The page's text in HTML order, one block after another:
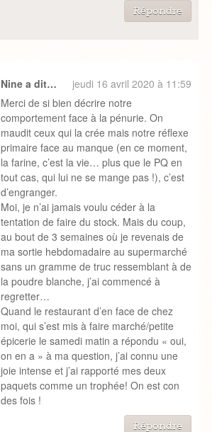
Répondre
Nine a dit…
jeudi 16 avril 2020 à 11:59
Merci de si bien décrire notre
comportement face à la pénurie. On
maudit ceux qui la crée mais notre réflexe
primaire face au manque (en ce moment,
la farine, c’est la vie… plus que le PQ en
tout cas, qui lui ne se mange pas !), c’est
d’engranger.
Moi, je n’ai jamais voulu céder à la
tentation de faire du stock. Mais du coup,
au bout de 3 semaines où je revenais de
ma sortie hebdomadaire au supermarché
sans un gramme de truc ressemblant à de
la poudre blanche, j’ai commencé à
regretter…
Quand le restaurant d’en face de chez
moi, qui s’est mis à faire marché/petite
épicerie le samedi matin a répondu « oui,
on en a » à ma question, j’ai connu une
joie intense et j’ai rapporté mes deux
paquets comme un trophée! On est con
des fois !
Répondre